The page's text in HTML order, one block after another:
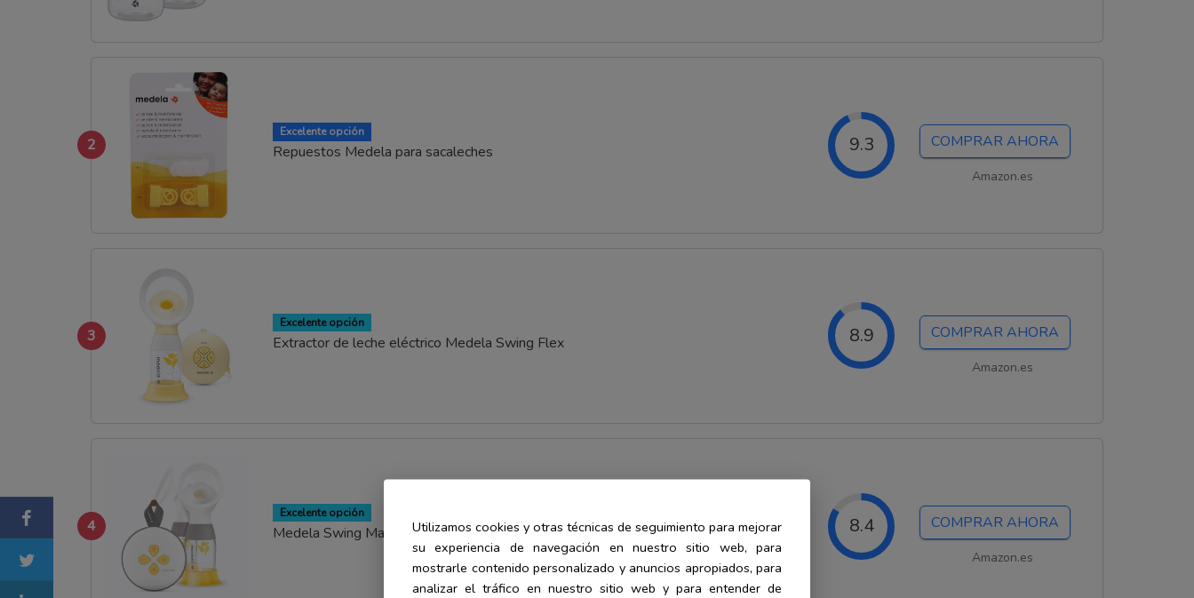
2
Excelente opción
Repuestos Medela para sacaleches 9.3 COMPRAR AHORA
Amazon.es
3
Excelente opción
Extractor de leche eléctrico Medela Swing Flex 8.9 COMPRAR AHORA
Amazon.es
4
Excelente opción
Medela Swing Maxi - Sacaleches Doble USB 8.4 COMPRAR AHORA
Amazon.es
Utilizamos cookies y otras técnicas de seguimiento para mejorar
su experiencia de navegación en nuestro sitio web, para
mostrarle contenido personalizado y anuncios apropiados, para
analizar el tráfico en nuestro sitio web y para entender de